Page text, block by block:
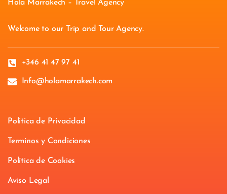
Hola Marrakech – Travel Agency
Welcome to our Trip and Tour Agency.
+346 41 47 97 41
Info@holamarrakech.com
Politica de Privacidad
Terminos y Condiciones
Política de Cookies
Aviso Legal